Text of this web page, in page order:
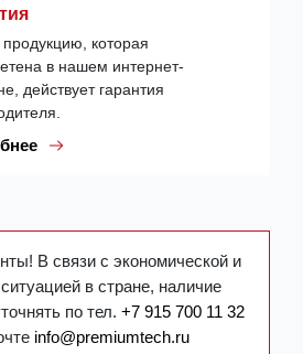
которая
в нашем интернет-
действует гарантия
В связи с экономической и
в стране, наличие
по тел. +7 915 700 11 32
info@premiumtech.ru